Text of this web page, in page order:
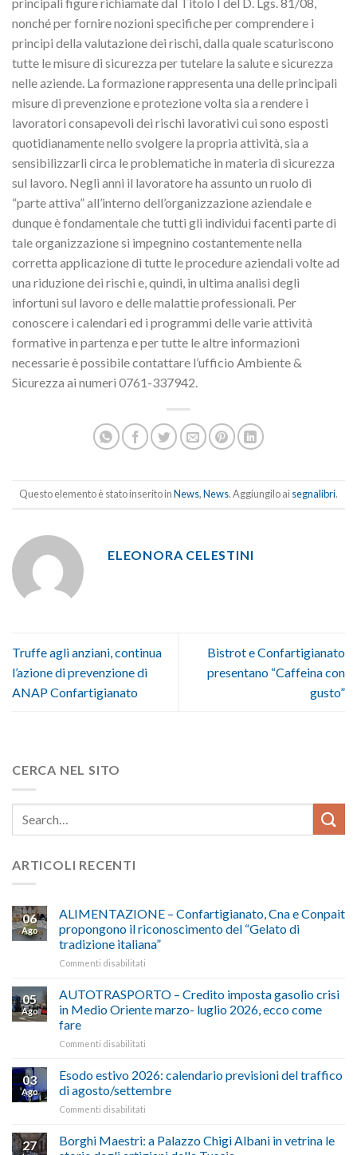
nonché per fornire nozioni specifiche per comprendere i
principi della valutazione dei rischi, dalla quale scaturiscono
tutte le misure di sicurezza per tutelare la salute e sicurezza
nelle aziende. La formazione rappresenta una delle principali
misure di prevenzione e protezione volta sia a rendere i
lavoratori consapevoli dei rischi lavorativi cui sono esposti
quotidianamente nello svolgere la propria attività, sia a
sensibilizzarli circa le problematiche in materia di sicurezza
sul lavoro. Negli anni il lavoratore ha assunto un ruolo di
“parte attiva” all’interno dell’organizzazione aziendale e
dunque è fondamentale che tutti gli individui facenti parte di
tale organizzazione si impegnino costantemente nella
corretta applicazione di tutte le procedure aziendali volte ad
una riduzione dei rischi e, quindi, in ultima analisi degli
infortuni sul lavoro e delle malattie professionali. Per
conoscere i calendari ed i programmi delle varie attività
formative in partenza e per tutte le altre informazioni
necessarie è possibile contattare l’ufficio Ambiente &
Sicurezza ai numeri 0761-337942.
Questo elemento è stato inserito inNews,News. Aggiungilo aisegnalibri.
ELEONORA CELESTINI
Truffe agli anziani, continua
l’azione di prevenzione di
ANAP Confartigianato
Bistrot e Confartigianato
presentano “Caffeina con
gusto”
CERCA NEL SITO
ARTICOLI RECENTI
06
Ago
ALIMENTAZIONE – Confartigianato, Cna e Conpait
propongono il riconoscimento del “Gelato di
tradizione italiana”
Commenti disabilitati
–
Cna
il
riconoscimento
del
tradizione
italiana”
05
Ago
AUTOTRASPORTO – Credito imposta gasolio crisi
in Medio Oriente marzo- luglio 2026, ecco come
fare
Commenti disabilitati
–
imposta
in
Medio
03
Ago
Esodo estivo 2026: calendario previsioni del traffico
di agosto/settembre
Commenti disabilitati
estivo
27
Borghi Maestri: a Palazzo Chigi Albani in vetrina le